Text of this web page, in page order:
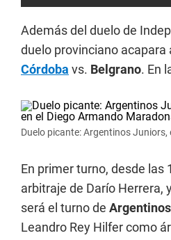
Además del duelo de
duelo provinciano
Córdoba vs. Belgrano. En
Duelo picante: Argentinos
En primer turno, desde las
arbitraje de Darío Herrera,
será el turno de
Leandro Rey Hilfer como